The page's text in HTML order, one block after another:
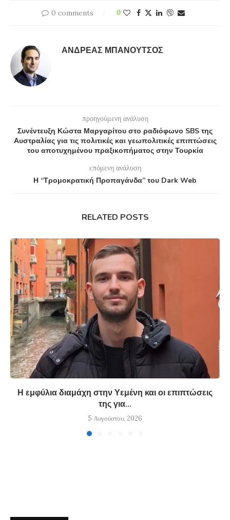
0 comments 0
ΑΝΔΡΈΑΣ ΜΠΑΝΟΎΤΣΟΣ
προηγούμενη ανάλυση
Συνέντευξη Κώστα Μαργαρίτου στο ραδιόφωνο SBS της
Αυστραλίας για τις πολιτικές και γεωπολιτικές επιπτώσεις
του αποτυχημένου πραξικοπήματος στην Τουρκία
επόμενη ανάλυση
Η “Τρομοκρατική Προπαγάνδα” του Dark Web
RELATED POSTS
Η εμφύλια διαμάχη στην Υεμένη και οι επιπτώσεις
της για...
5 Αυγούστου, 2026